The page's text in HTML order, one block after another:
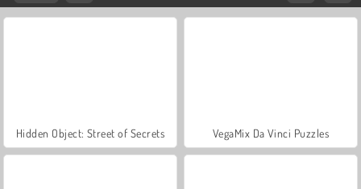
Hidden Object: Street of Secrets VegaMix Da Vinci Puzzles